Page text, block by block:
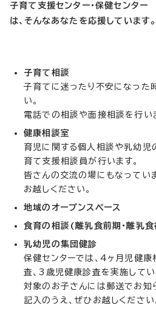
子育て支援センター・保健センター
は、そんなあなたを応援しています。
子育て相談
子育てに迷ったり不安になった
い。
電話での相談や面接相談を行い
健康相談室
育児に関する個人相談や乳幼児
育て支援相談員が行います。
皆さんの交流の場にもなってい
お越しください。
地域のオープンスペース
食育の相談(離乳食前期・離乳
乳幼児の集団健診
保健センターでは、4ヶ月児健
査、3歳児健康診査を実施してい
対象のお子さんには郵送でお知
記入のうえ、ぜひお越しください